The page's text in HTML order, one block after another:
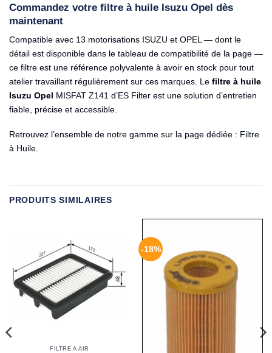
Commandez votre filtre à huile Isuzu Opel dès
maintenant
Compatible avec 13 motorisations ISUZU et OPEL — dont le
détail est disponible dans le tableau de compatibilité de la page —
ce filtre est une référence polyvalente à avoir en stock pour tout
atelier travaillant régulièrement sur ces marques. Le filtre à huile
Isuzu Opel MISFAT Z141 d’ES Filter est une solution d’entretien
fiable, précise et accessible.
Retrouvez l’ensemble de notre gamme sur la page dédiée : Filtre
à Huile.
PRODUITS SIMILAIRES
FILTRE À AIR
-18%